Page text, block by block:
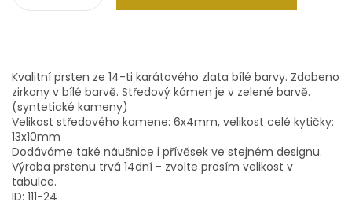
Kvalitní prsten ze 14-ti karátového zlata bílé barvy. Zdobeno
zirkony v bílé barvě. Středový kámen je v zelené barvě.
(syntetické kameny)
Velikost středového kamene: 6x4mm, velikost celé kytičky:
13x10mm
Dodáváme také náušnice i přívěsek ve stejném designu.
Výroba prstenu trvá 14dní - zvolte prosím velikost v
tabulce.
ID: 111-24